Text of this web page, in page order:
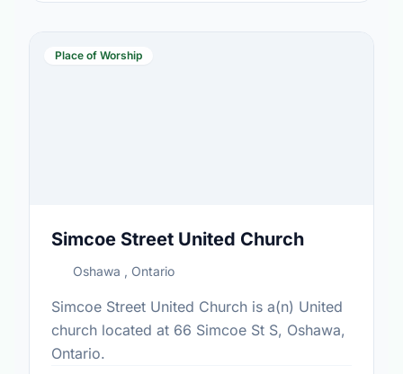
Place of Worship
Simcoe Street United Church
Oshawa , Ontario
Simcoe Street United Church is a(n) United
church located at 66 Simcoe St S, Oshawa,
Ontario.